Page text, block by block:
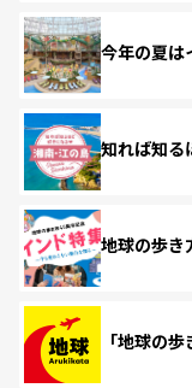
今年の夏は
知れば知る
地球の歩き
「地球の